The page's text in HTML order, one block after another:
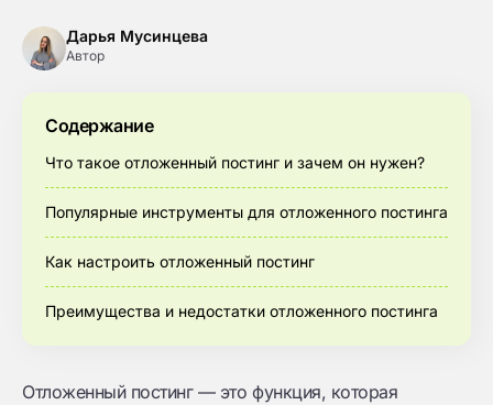
Дарья Мусинцева
Автор
Содержание
Что такое отложенный постинг и зачем он нужен?
Популярные инструменты для отложенного постинга
Как настроить отложенный постинг
Преимущества и недостатки отложенного постинга
Отложенный постинг — это функция, которая